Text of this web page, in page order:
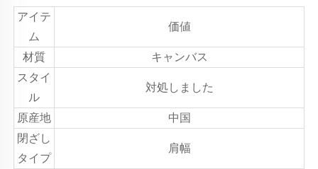
アイテ
ム
価値
材質
キャンバス
スタイ
ル
対処しました
原産地
中国
閉ざし
タイプ
肩幅